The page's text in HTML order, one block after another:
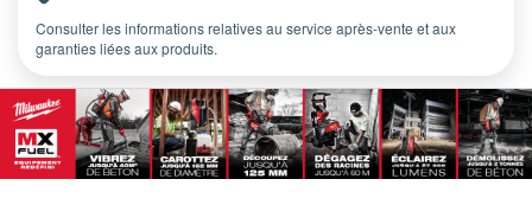
Consulter les informations relatives au service après-vente et aux
garanties liées aux produits.